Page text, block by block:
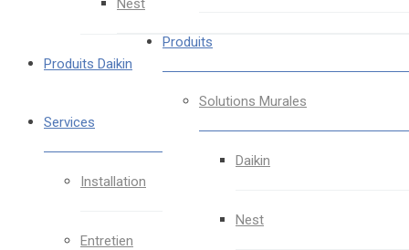
Nest
Produits Daikin
Services
Installation
Entretien
Produits
Solutions Murales
Daikin
Nest